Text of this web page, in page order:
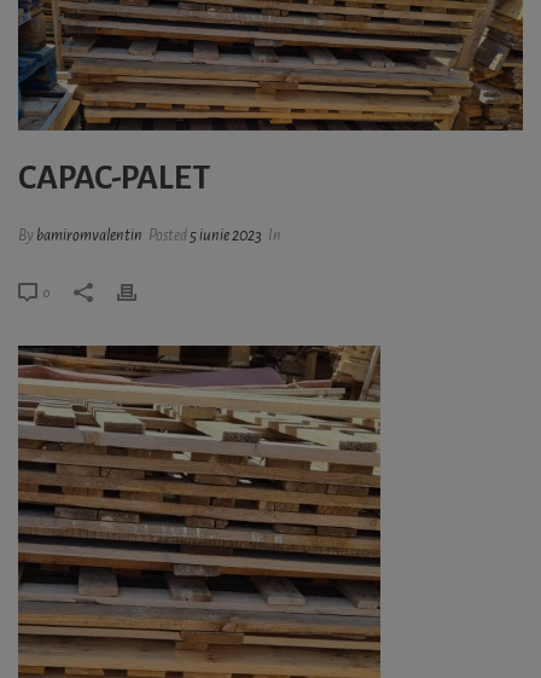
CAPAC-PALET
By bamiromvalentin Posted 5 iunie 2023 In
0